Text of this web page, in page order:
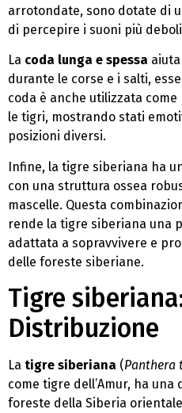
arrotondate, sono dotate di
di percepire i suoni più
La coda lunga e spessa
durante le corse e i salti,
coda è anche utilizzata
le tigri, mostrando stati
posizioni diversi.
Infine, la tigre siberiana ha
con una struttura ossea
mascelle. Questa
rende la tigre siberiana una
adattata a sopravvivere e
delle foreste siberiane.
Tigre
Distribuzione
La tigre siberiana (Panthera
come tigre dell’Amur, ha
foreste della Siberia